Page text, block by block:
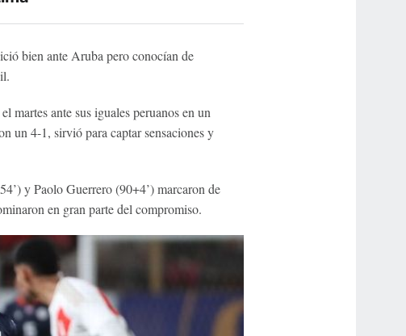
bien ante Aruba pero conocían de
martes ante sus iguales peruanos en un
un 4-1, sirvió para captar sensaciones y
y Paolo Guerrero (90+4’) marcaron de
en gran parte del compromiso.